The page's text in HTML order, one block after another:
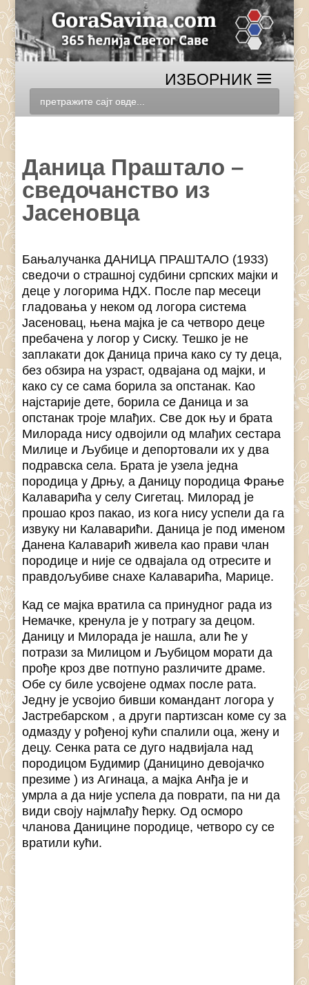
Даница Праштало –
сведочанство из
Јасеновца
Бањалучанка ДАНИЦА ПРАШТАЛО (1933)
сведочи о страшној судбини српских мајки и
деце у логорима НДХ. После пар месеци
гладовања у неком од логора система
Јасеновац, њена мајка је са четворо деце
пребачена у логор у Сиску. Тешко је не
заплакати док Даница прича како су ту деца,
без обзира на узраст, одвајана од мајки, и
како су се сама борила за опстанак. Као
најстарије дете, борила се Даница и за
опстанак троје млађих. Све док њу и брата
Милорада нису одвојили од млађих сестара
Милице и Љубице и депортовали их у два
подравска села. Брата је узела једна
породица у Дрњу, а Даницу породица Фрање
Калаварића у селу Сигетац. Милорад је
прошао кроз пакао, из кога нису успели да га
извуку ни Калаварићи. Даница је под именом
Данена Калаварић живела као прави члан
породице и није се одвајала од отресите и
правдољубиве снахе Калаварића, Марице.
Кад се мајка вратила са принудног рада из
Немачке, кренула је у потрагу за децом.
Даницу и Милорада је нашла, али ће у
потрази за Милицом и Љубицом морати да
прође кроз две потпуно различите драме.
Обе су биле усвојене одмах после рата.
Једну је усвојио бивши командант логора у
Јастребарском , а други партизсан коме су за
одмазду у рођеној кући спалили оца, жену и
децу. Сенка рата се дуго надвијала над
породицом Будимир (Даницино девојачко
презиме ) из Агинаца, а мајка Анђа је и
умрла а да није успела да поврати, па ни да
види своју најмлађу ћерку. Од осморо
чланова Даницине породице, четворо су се
вратили кући.